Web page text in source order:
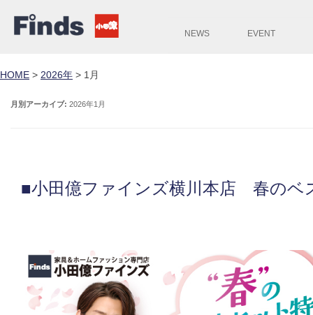
NEWS EVENT
HOME > 2026年 > 1月
月別アーカイブ: 2026年1月
■小田億ファインズ横川本店 春の